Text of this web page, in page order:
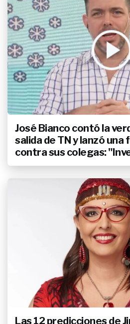
José Bianco contó la
salida de TN y lanzó
contra sus colegas:
Las 12 predicciones de